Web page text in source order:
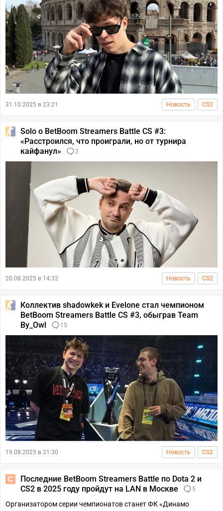
31.10.2025 в 23:21 Новость CS2
Solo о BetBoom Streamers Battle CS #3:
«Расстроился, что проиграли, но от турнира
кайфанул»
2
20.08.2025 в 14:32 Новость CS2
Коллектив shadowkek и Evelone стал чемпионом
BetBoom Streamers Battle CS #3, обыграв Team
By_Owl
15
19.08.2025 в 21:30 Новость CS2
Последние BetBoom Streamers Battle по Dota 2 и
CS2 в 2025 году пройдут на LAN в Москве
5
Организатором серии чемпионатов станет ФК «Динамо